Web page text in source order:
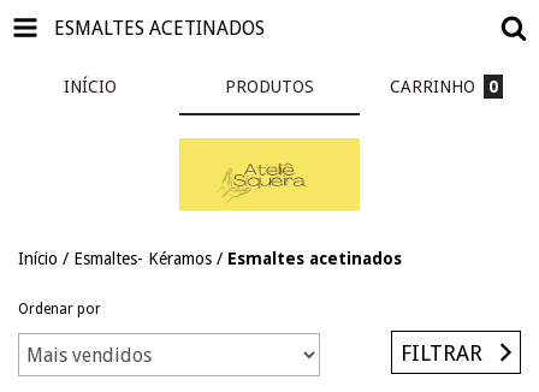
ESMALTES ACETINADOS
INÍCIO PRODUTOS CARRINHO 0
Início / Esmaltes- Kéramos / Esmaltes acetinados
Ordenar por
FILTRAR